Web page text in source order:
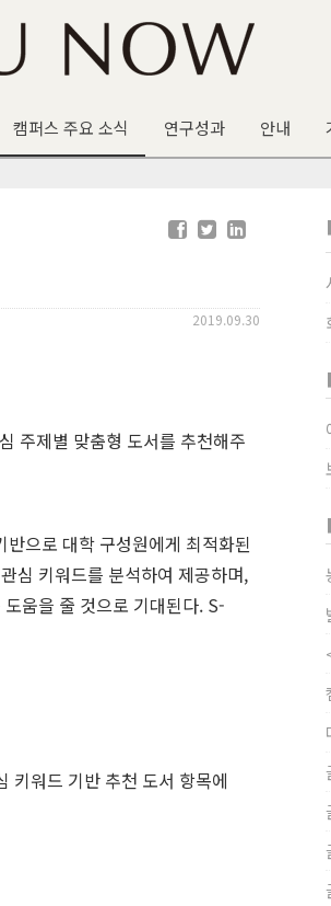
캠퍼스 주요 소식 연구성과 안내
2019.09.30
주제별 맞춤형 도서를 추천해주
으로 대학 구성원에게 최적화된
심 키워드를 분석하여 제공하며,
움을 줄 것으로 기대된다. S-
키워드 기반 추천 도서 항목에